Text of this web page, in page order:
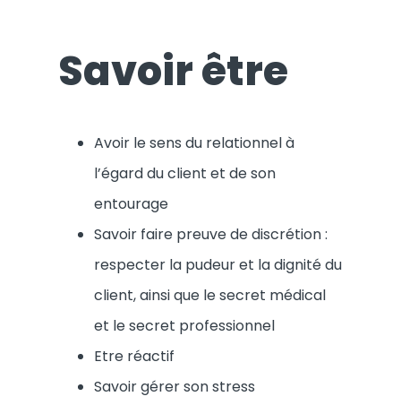
Savoir être
Avoir le sens du relationnel à
l’égard du client et de son
entourage
Savoir faire preuve de discrétion :
respecter la pudeur et la dignité du
client, ainsi que le secret médical
et le secret professionnel
Etre réactif
Savoir gérer son stress